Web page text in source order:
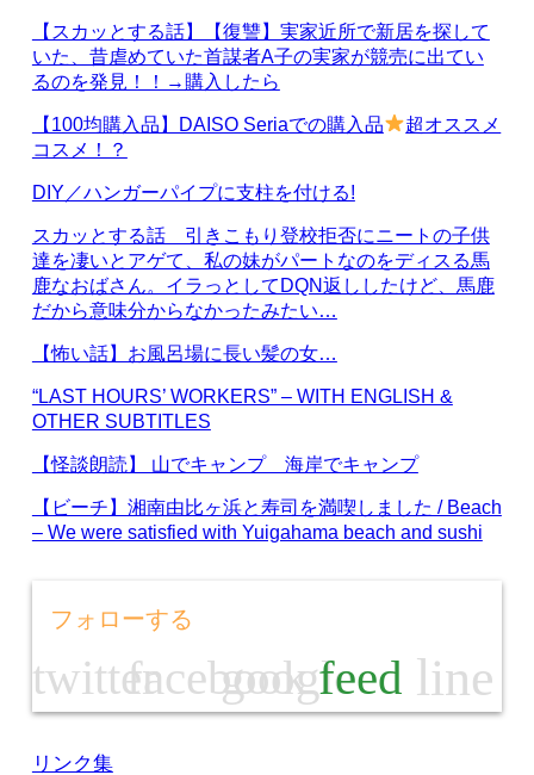
【スカッとする話】【復讐】実家近所で新居を探して
いた、昔虐めていた首謀者A子の実家が競売に出てい
るのを発見！！→購入したら
【100均購入品】DAISO Seriaでの購入品
超オススメ
コスメ！？
DIY／ハンガーパイプに支柱を付ける!
スカッとする話 引きこもり登校拒否にニートの子供
達を凄いとアゲて、私の妹がパートなのをディスる馬
鹿なおばさん。イラっとしてDQN返ししたけど、馬鹿
だから意味分からなかったみたい…
【怖い話】お風呂場に長い髪の女…
“LAST HOURS’ WORKERS” – WITH ENGLISH &
OTHER SUBTITLES
【怪談朗読】 山でキャンプ 海岸でキャンプ
【ビーチ】湘南由比ヶ浜と寿司を満喫しました / Beach
– We were satisfied with Yuigahama beach and sushi
フォローする
twitterfacebook
googlefeed line
リンク集